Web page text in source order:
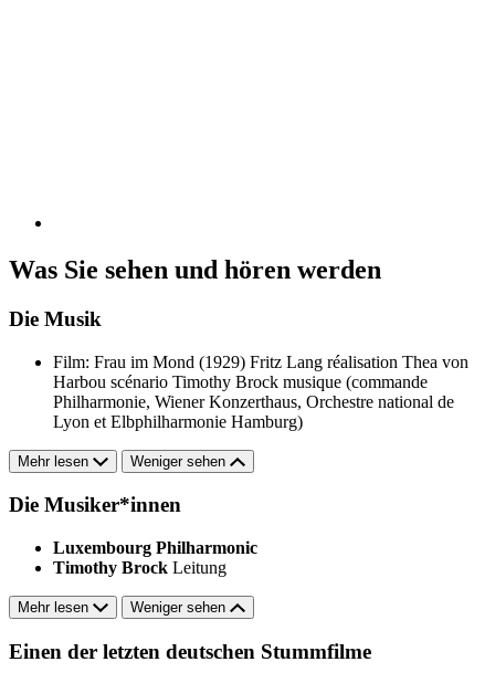
Was Sie sehen und hören werden
Die Musik
Film: Frau im Mond (1929) Fritz Lang réalisation Thea von
Harbou scénario Timothy Brock musique (commande
Philharmonie, Wiener Konzerthaus, Orchestre national de
Lyon et Elbphilharmonie Hamburg)
Mehr lesen Weniger sehen
Die Musiker*innen
Luxembourg Philharmonic
Timothy Brock Leitung
Mehr lesen Weniger sehen
Einen der letzten deutschen Stummfilme